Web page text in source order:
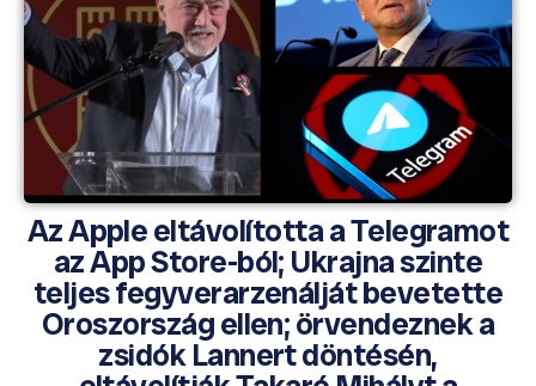
Az Apple eltávolította a Telegramot
az App Store-ból; Ukrajna szinte
teljes fegyverarzenálját bevetette
Oroszország ellen; örvendeznek a
zsidók Lannert döntésén,